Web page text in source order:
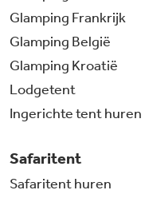
Glamping Frankrijk
Glamping België
Glamping Kroatië
Lodgetent
Ingerichte tent huren
Safaritent
Safaritent huren